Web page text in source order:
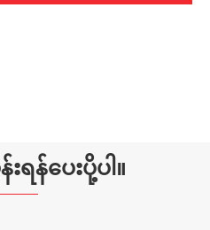
းရန်ပေးပို့ပါ။